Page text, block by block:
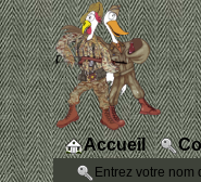
Accueil
Entrez votre nom